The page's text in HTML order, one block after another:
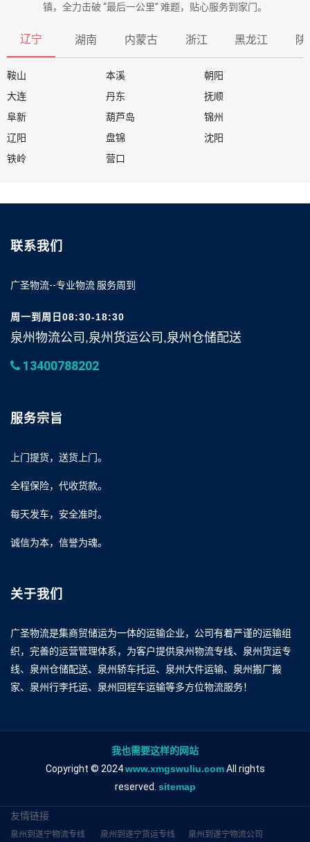
镇，全力击破 “最后一公里” 难题，贴心服务到家门。
辽宁 湖南 内蒙古 浙江 黑龙江 陕
鞍山 本溪
朝阳
大连
丹东
抚顺
阜新
葫芦岛
锦州
辽阳
盘锦
沈阳
铁岭
营口
联系我们
广圣物流--专业物流 服务周到
周一到周日08:30-18:30
泉州物流公司,泉州货运公司,泉州仓储配送
13400788202
服务宗旨
上门提货，送货上门。
全程保险，代收货款。
每天发车，安全准时。
诚信为本，信誉为魂。
关于我们
广圣物流是集商贸储运为一体的运输企业，公司有着严谨的运输组
织，完善的运营管理体系，为客户提供泉州物流专线、泉州货运专
线、泉州仓储配送、泉州轿车托运、泉州大件运输、泉州搬厂搬
家、泉州行李托运、泉州回程车运输等多方位物流服务！
我也需要这样的网站
Copyright © 2024www.xmgswuliu.comAll rights
reserved. sitemap
友情链接
泉州到遂宁物流专线 泉州到遂宁货运专线 泉州到遂宁物流公司